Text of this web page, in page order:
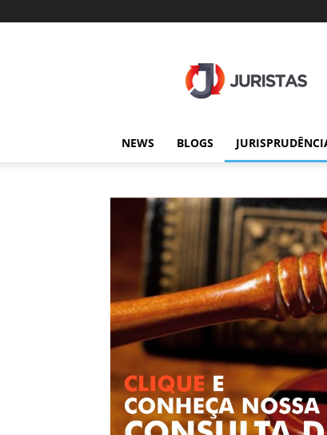
NEWS BLOGS